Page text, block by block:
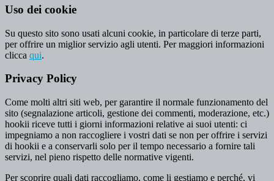
Uso dei cookie
Su questo sito sono usati alcuni cookie, in particolare di terze parti,
per offrire un miglior servizio agli utenti. Per maggiori informazioni
clicca qui.
Privacy Policy
Come molti altri siti web, per garantire il normale funzionamento del
sito (segnalazione articoli, gestione dei commenti, moderazione, etc.)
hookii riceve tutti i giorni informazioni relative ai suoi utenti: ci
impegniamo a non raccogliere i vostri dati se non per offrire i servizi
di hookii e a conservarli solo per il tempo necessario a fornire tali
servizi, nel pieno rispetto delle normative vigenti.
Per scoprire quali dati raccogliamo, come li gestiamo e perché, vi